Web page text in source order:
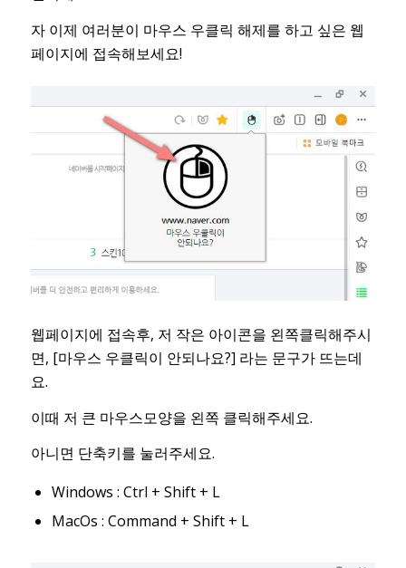
자 이제 여러분이 마우스 우클릭 해제를 하고 싶은 웹
페이지에 접속해보세요!
웹페이지에 접속후, 저 작은 아이콘을 왼쪽클릭해주시
면, [마우스 우클릭이 안되나요?] 라는 문구가 뜨는데
요.
이때 저 큰 마우스모양을 왼쪽 클릭해주세요.
아니면 단축키를 눌러주세요.
Windows : Ctrl + Shift + L
MacOs : Command + Shift + L